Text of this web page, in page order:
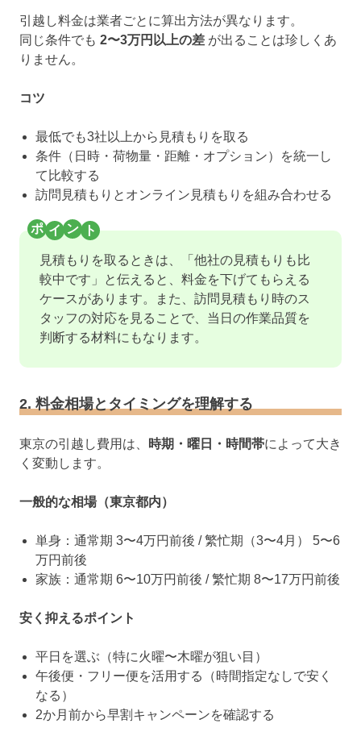
引越し料金は業者ごとに算出方法が異なります。
同じ条件でも 2〜3万円以上の差 が出ることは珍しくあ
りません。
コツ
最低でも3社以上から見積もりを取る
条件（日時・荷物量・距離・オプション）を統一し
て比較する
訪問見積もりとオンライン見積もりを組み合わせる
見積もりを取るときは、「他社の見積もりも比
較中です」と伝えると、料金を下げてもらえる
ケースがあります。また、訪問見積もり時のス
タッフの対応を見ることで、当日の作業品質を
判断する材料にもなります。
2. 料金相場とタイミングを理解する
東京の引越し費用は、 時期・曜日・時間帯によって大き
く変動します。
一般的な相場（東京都内）
単身：通常期 3〜4万円前後 / 繁忙期（3〜4月） 5〜6
万円前後
家族：通常期 6〜10万円前後 / 繁忙期 8〜17万円前後
安く抑えるポイント
平日を選ぶ（特に火曜〜木曜が狙い目）
午後便・フリー便を活用する（時間指定なしで安く
なる）
2か月前から早割キャンペーンを確認する